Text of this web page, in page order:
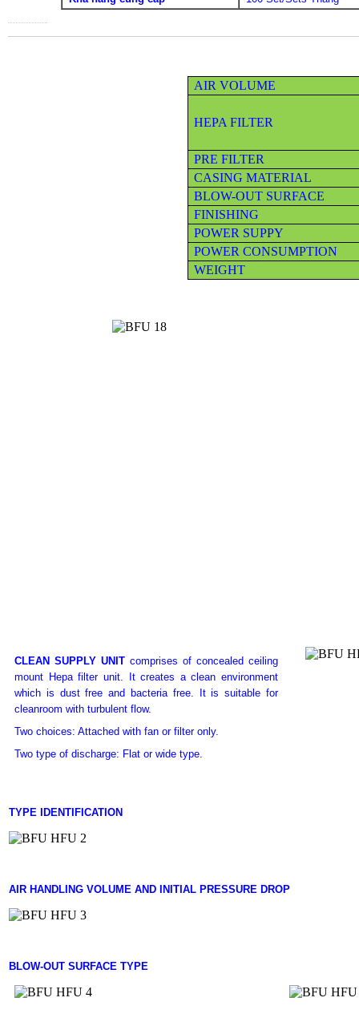
AIR VOLUME
HEPA FILTER
PRE FILTER
CASING MATERIAL
BLOW-OUT SURFACE
FINISHING
POWER SUPPY
POWER CONSUMPTION
WEIGHT
CLEAN SUPPLY UNIT comprises of concealed ceiling
mount Hepa filter unit. It creates a clean environment
which is dust free and bacteria free. It is suitable for
cleanroom with turbulent flow.
Two choices: Attached with fan or filter only.
Two type of discharge: Flat or wide type.
TYPE IDENTIFICATION
AIR HANDLING VOLUME AND INITIAL PRESSURE DROP
BLOW-OUT SURFACE TYPE